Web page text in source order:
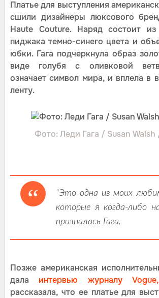
Платье для выступления
сшили дизайнеры люксового
Haute Couture. Наряд состоит из
пиджака темно-синего цвета и
юбки. Гага подчеркнула образ
виде голубя с оливковой
означает символ мира, и вплела в
ленту.
Фото: Леди Гага / Susan Walsh
"Это одна из моих
которые я когда-либо
призналась Гага.
Позже американская
дала интервью журналу Vogue,
рассказала, что ее платье для